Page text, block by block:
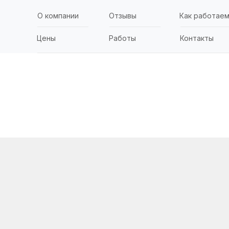
О компании Отзывы Как работаем
Работы Контакты
Цены